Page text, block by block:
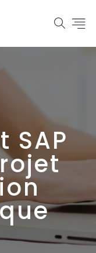
SAP